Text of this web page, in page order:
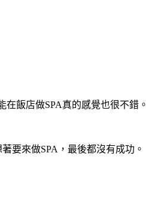
飯店做SPA真的感覺也很不錯。
要來做SPA，最後都沒有成功。